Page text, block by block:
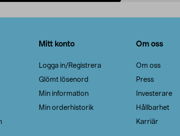
Mitt konto
Logga in/Registrera
Glömt lösenord
Min information
Min orderhistorik
Om oss
Om oss
Press
Investerare
Hållbarhet
Karriär